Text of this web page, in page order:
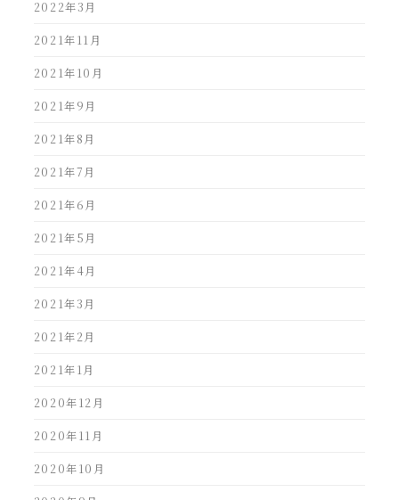
2022年3月
2021年11月
2021年10月
2021年9月
2021年8月
2021年7月
2021年6月
2021年5月
2021年4月
2021年3月
2021年2月
2021年1月
2020年12月
2020年11月
2020年10月